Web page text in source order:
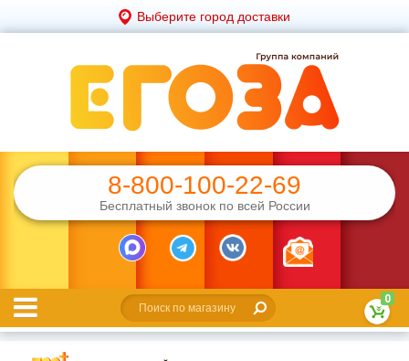
Выберите город доставки
8-800-100-22-69
Бесплатный звонок по всей России
0